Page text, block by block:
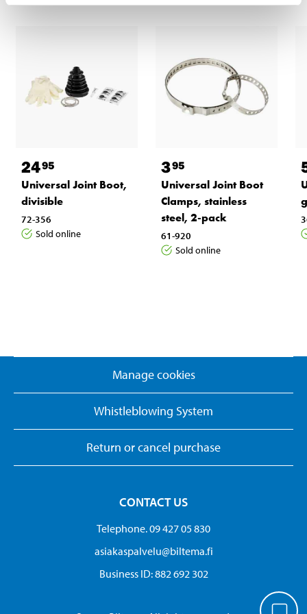
2495
Universal Joint Boot,
divisible
72-356
Sold online
395
Universal Joint Boot
Clamps, stainless
steel, 2-pack
61-920
Sold online
Manage cookies
Whistleblowing System
Return or cancel purchase
CONTACT US
Telephone. 09 427 05 830
asiakaspalvelu@biltema.fi
Business ID:​ 882 692 302